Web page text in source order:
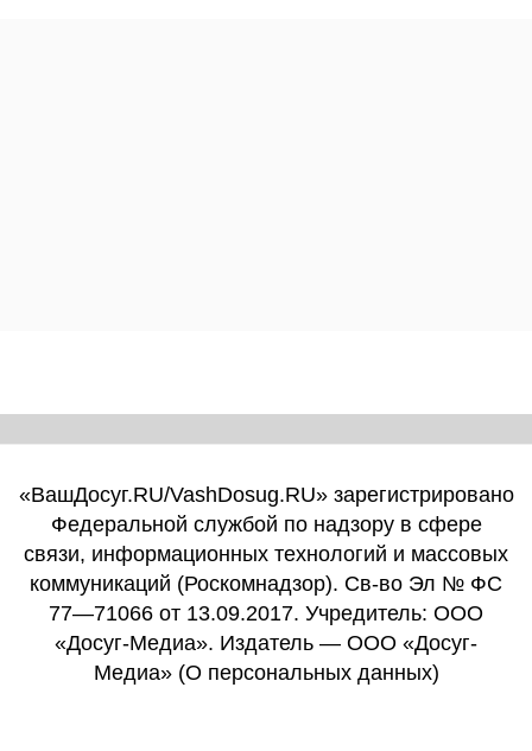
«ВашДосуг.RU/VashDosug.RU» зарегистрировано
Федеральной службой по надзору в сфере
связи, информационных технологий и массовых
коммуникаций (Роскомнадзор). Св-во Эл № ФС
77—71066 от 13.09.2017. Учредитель: ООО
«Досуг-Медиа». Издатель — ООО «Досуг-
Медиа» (О персональных данных)